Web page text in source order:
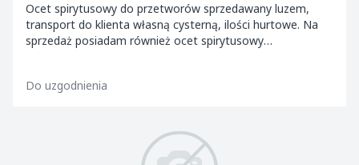
Ocet spirytusowy do przetworów sprzedawany luzem,
transport do klienta własną cysterną, ilości hurtowe. Na
sprzedaż posiadam również ocet spirytusowy
Do uzgodnienia